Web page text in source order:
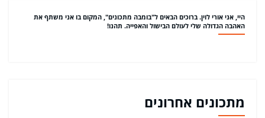
היי, אני אורי לוין. ברוכים הבאים ל"בומבה מתכונים", המקום בו אני משתף את
האהבה הגדולה שלי לעולם הבישול והאפייה. תהנו!
מתכונים אחרונים